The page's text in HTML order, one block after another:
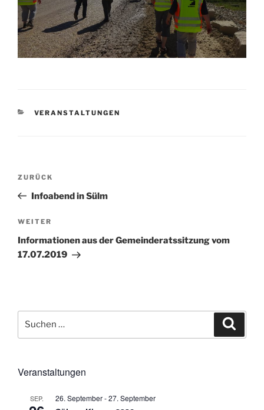
KATEGORIEN
VERANSTALTUNGEN
Beitragsnavigation
Vorheriger
Beitrag
ZURÜCK
Infoabend in Sülm
Nächster
Beitrag
WEITER
Informationen aus der Gemeinderatssitzung vom
17.07.2019
nach:
Veranstaltungen
SEP. 26. September-27. September